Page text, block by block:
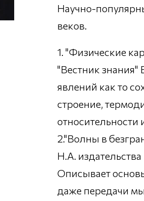
Научно-
веков.
1. "Физические
"Вестник знания"
явлений как то
строение,
относительности
2."Волны в
Н.А.
Описывает
даже передачи